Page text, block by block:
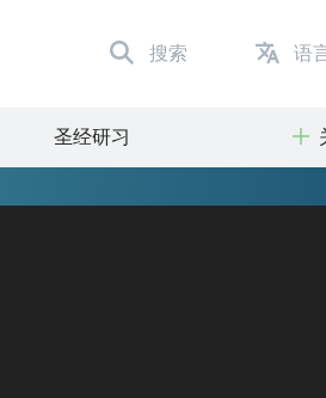
搜索 语
圣经研习